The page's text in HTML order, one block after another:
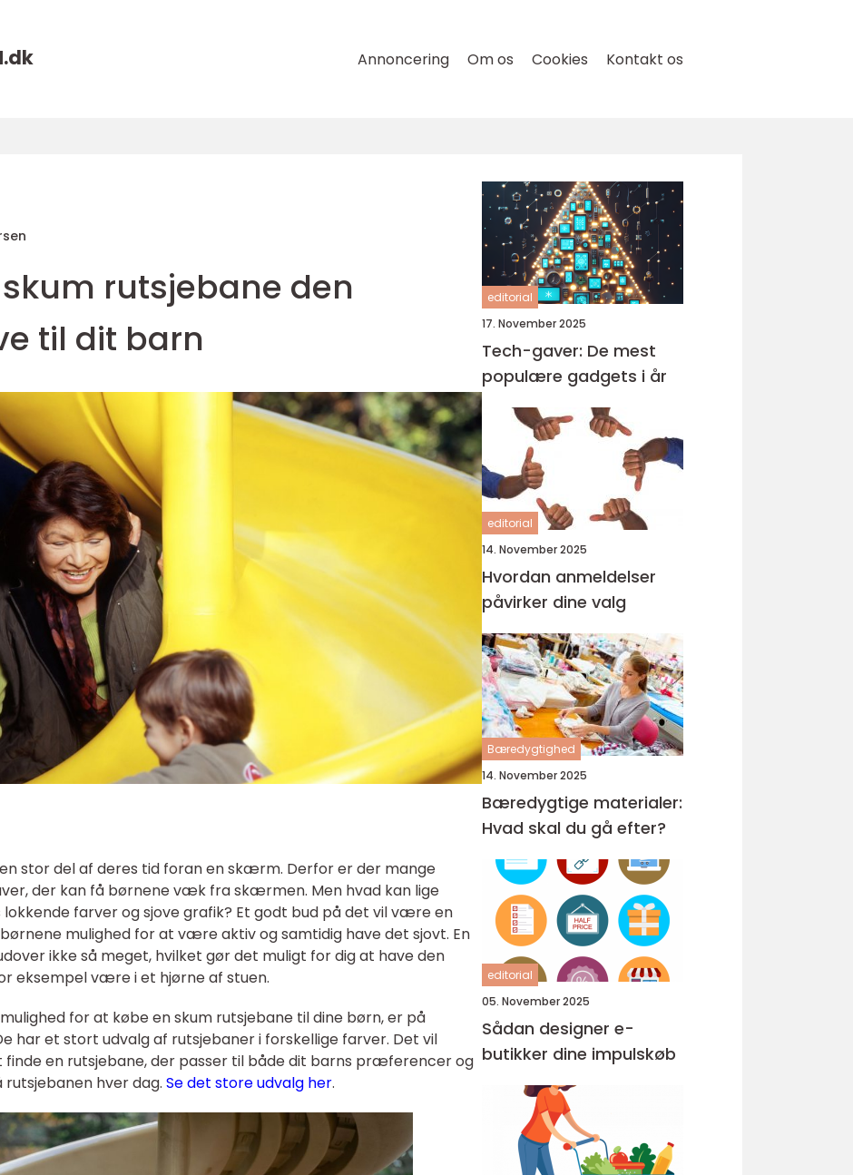
dk Annoncering Om os Cookies Kontakt os
rutsjebane den
til dit barn
stor del af deres tid foran en skærm. Derfor er der mange
der kan få børnene væk fra skærmen. Men hvad kan lige
farver og sjove grafik? Et godt bud på det vil være en
mulighed for at være aktiv og samtidig have det sjovt. En
ikke så meget, hvilket gør det muligt for dig at have den
eksempel være i et hjørne af stuen.
for at købe en skum rutsjebane til dine børn, er på
har et stort udvalg af rutsjebaner i forskellige farver. Det vil
en rutsjebane, der passer til både dit barns præferencer og
rutsjebanen hver dag. Se det store udvalg her.
editorial
17. November 2025
Tech-gaver: De mest
populære gadgets i år
editorial
14. November 2025
Hvordan anmeldelser
påvirker dine valg
Bæredygtighed
14. November 2025
Bæredygtige materialer:
Hvad skal du gå efter?
editorial
05. November 2025
Sådan designer e-
butikker dine impulskøb